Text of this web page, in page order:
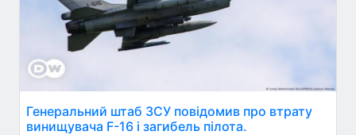
Генеральний штаб ЗСУ повідомив про втрату
винищувача F-16 і загибель пілота.